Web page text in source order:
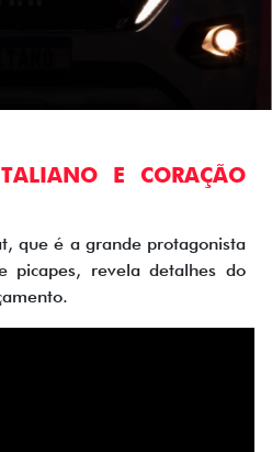
E CORAÇÃO
que é a grande protagonista
picapes, revela detalhes do